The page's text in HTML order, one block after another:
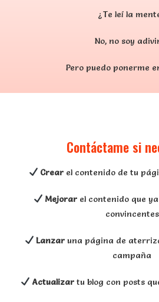
¿Te leí la
No, no soy
Pero puedo ponerme
Contáctame si
Crear el contenido de tu
Mejorar el contenido que
convincentes
Lanzar una página de
campaña
Actualizar tu blog con posts